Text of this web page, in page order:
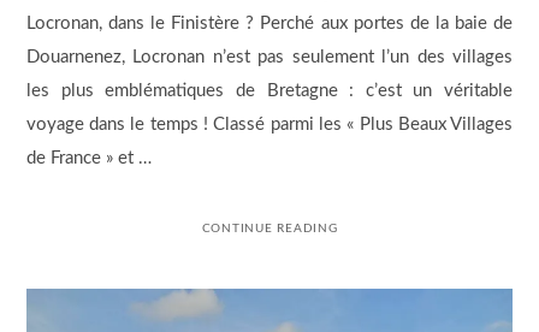
Locronan, dans le Finistère ? Perché aux portes de la baie de
Douarnenez, Locronan n’est pas seulement l’un des villages
les plus emblématiques de Bretagne : c’est un véritable
voyage dans le temps ! Classé parmi les « Plus Beaux Villages
de France » et …
CONTINUE READING